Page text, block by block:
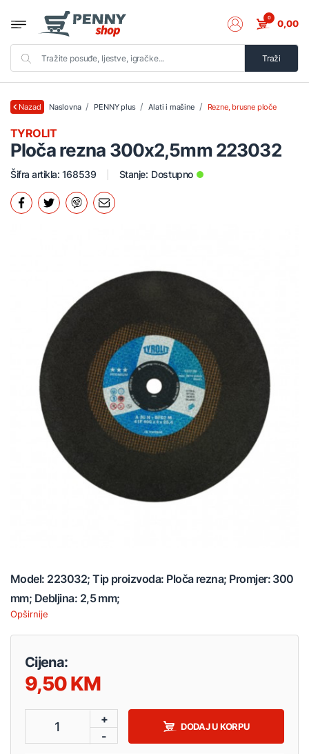
Traži
0 0,00
Nazad Naslovna PENNY plus Alati i mašine Rezne, brusne ploče
Ploča rezna 300x2,5mm 223032
TYROLIT
Šifra artikla: 168539 Stanje: Dostupno
Model: 223032; Tip proizvoda: Ploča rezna; Promjer: 300
mm; Debljina: 2,5 mm;
Opširnije
Cijena:
9,50
1
+
-
DODAJ U KORPU